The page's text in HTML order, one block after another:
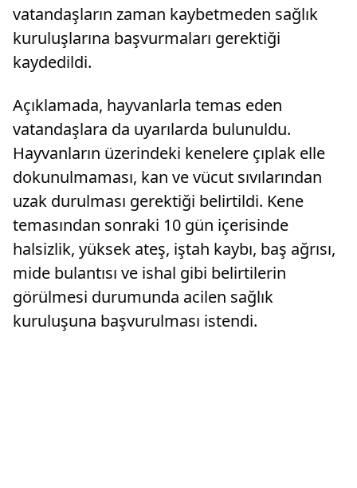
bazen
vatandaşların zaman kaybetmeden sağlık
kuruluşlarına başvurmaları gerektiği
kaydedildi.
Açıklamada, hayvanlarla temas eden
vatandaşlara da uyarılarda bulunuldu.
Hayvanların üzerindeki kenelere çıplak elle
dokunulmaması, kan ve vücut sıvılarından
uzak durulması gerektiği belirtildi. Kene
temasından sonraki 10 gün içerisinde
halsizlik, yüksek ateş, iştah kaybı, baş ağrısı,
mide bulantısı ve ishal gibi belirtilerin
görülmesi durumunda acilen sağlık
kuruluşuna başvurulması istendi.